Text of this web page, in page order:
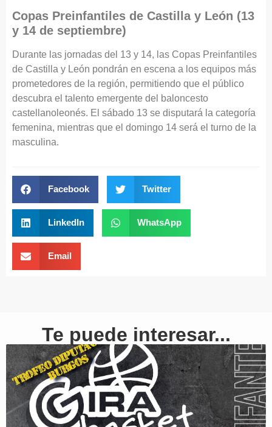
Copas Preinfantiles de Castilla y León (13
y 14 de septiembre)
Durante las jornadas del 13 y 14, las Copas Preinfantiles
de Castilla y León pondrán en escena a los equipos más
prometedores de la región, permitiendo que el público
descubra el talento emergente del baloncesto
castellanoleonés. El sábado 13 se disputará la categoría
femenina, mientras que el domingo 14 será el turno de la
masculina.
Facebook Twitter
LinkedIn WhatsApp
Email
Te puede interesar...